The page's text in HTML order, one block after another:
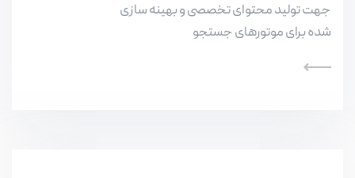
جهت تولید محتوای تخصصی و بهینه سازی
شده برای موتورهای جستجو